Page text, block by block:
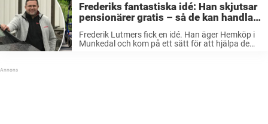
Frederiks fantastiska idé: Han skjutsar
pensionärer gratis – så de kan handla
mat
Frederik Lutmers fick en idé. Han äger Hemköp i
Munkedal och kom på ett sätt för att hjälpa de